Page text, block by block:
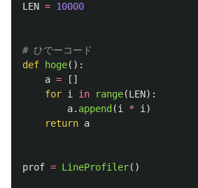
LEN = 10000
def
hoge():
a =
[]
for i in range(LEN):
a. append (i * i )
return a
prof = LineProfiler()